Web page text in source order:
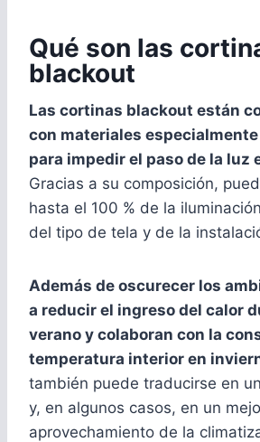
Qué son las
blackout
Las cortinas blackout están
con materiales
para impedir el paso de la luz
Gracias a su composición,
hasta el 100 % de la
del tipo de tela y de la
Además de oscurecer los
a reducir el ingreso del calor
verano y colaboran con la
temperatura interior en
también puede traducirse en
y, en algunos casos, en un
aprovechamiento de la